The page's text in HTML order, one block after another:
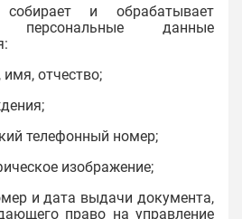
и обрабатывает
персональные данные
отчество;
телефонный номер;
изображение;
и дата выдачи документа,
право на управление